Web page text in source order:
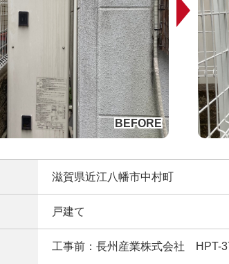
滋賀県近江八幡市中村町
戸建て
工事前：長州産業株式会社 HPT-